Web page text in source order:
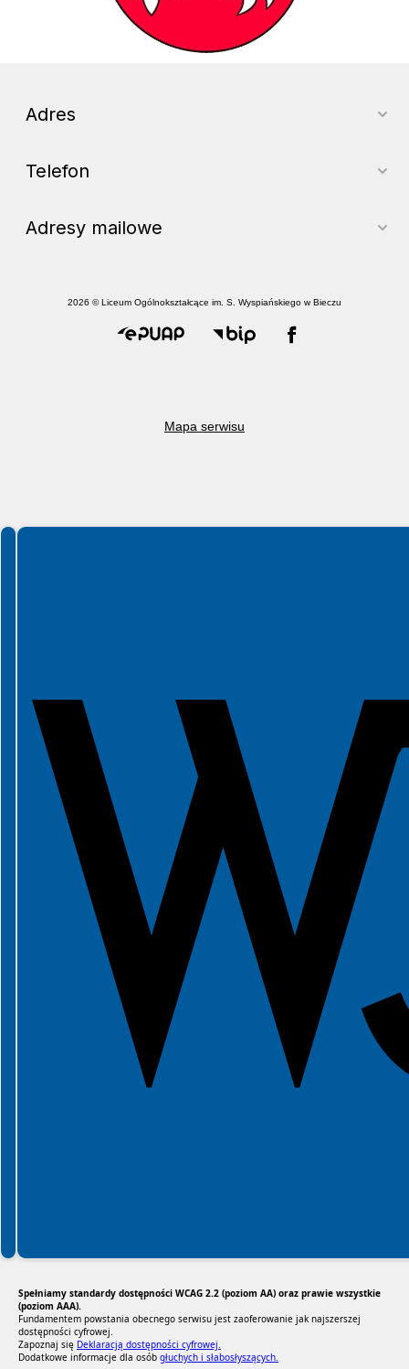
Adres
Telefon
Adresy mailowe
2026 © Liceum Ogólnokształcące im. S. Wyspiańskiego w Bieczu
Mapa serwisu
Spełniamy standardy WCAG 2.2
Spełniamy standardy W3C
Spełniamy standardy dostępności WCAG 2.2 (poziom AA) oraz prawie wszystkie
(poziom AAA).
Fundamentem powstania obecnego serwisu jest zaoferowanie jak najszerszej
dostępności cyfrowej.
Zapoznaj się Deklaracją dostępności cyfrowej.
Dodatkowe informacje dla osób głuchych i słabosłyszących.